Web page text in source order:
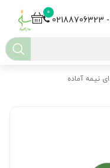
0
02188706323
نیمه آماده